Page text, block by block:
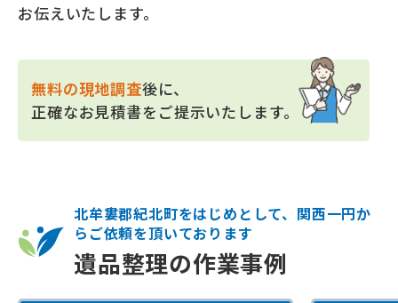
お伝えいたします。
無料の現地調査後に、
正確なお見積書をご提示いたします。
北牟婁郡紀北町をはじめとして、関西一円か
らご依頼を頂いております
遺品整理の作業事例